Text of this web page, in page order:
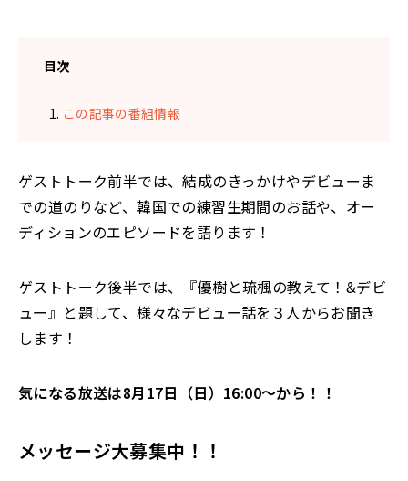
目次
この記事の番組情報
ゲストトーク前半では、結成のきっかけやデビューま
での道のりなど、韓国での練習生期間のお話や、オー
ディションのエピソードを語ります！
ゲストトーク後半では、『優樹と琉楓の教えて！&デビ
ュー』と題して、様々なデビュー話を３人からお聞き
します！
気になる放送は8月17日（日）16:00〜から！！
メッセージ大募集中！！